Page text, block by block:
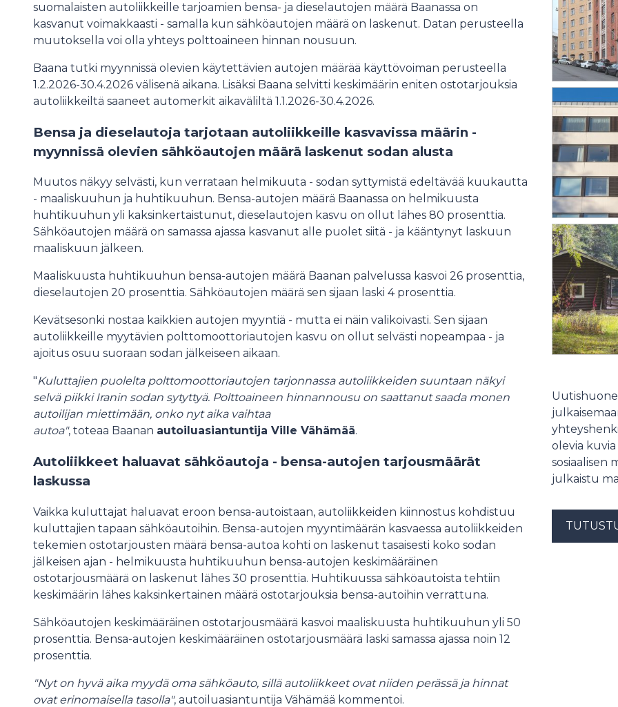
suomalaisten autoliikkeille tarjoamien bensa- ja dieselautojen määrä Baanassa on
kasvanut voimakkaasti - samalla kun sähköautojen määrä on laskenut. Datan perusteella
muutoksella voi olla yhteys polttoaineen hinnan nousuun.
Baana tutki myynnissä olevien käytettävien autojen määrää käyttövoiman perusteella
1.2.2026-30.4.2026 välisenä aikana. Lisäksi Baana selvitti keskimäärin eniten ostotarjouksia
autoliikkeiltä saaneet automerkit aikaväliltä 1.1.2026-30.4.2026.
Bensa ja dieselautoja tarjotaan autoliikkeille kasvavissa määrin -
myynnissä olevien sähköautojen määrä laskenut sodan alusta
Muutos näkyy selvästi, kun verrataan helmikuuta - sodan syttymistä edeltävää kuukautta
- maaliskuuhun ja huhtikuuhun. Bensa-autojen määrä Baanassa on helmikuusta
huhtikuuhun yli kaksinkertaistunut, dieselautojen kasvu on ollut lähes 80 prosenttia.
Sähköautojen määrä on samassa ajassa kasvanut alle puolet siitä - ja kääntynyt laskuun
maaliskuun jälkeen.
Maaliskuusta huhtikuuhun bensa-autojen määrä Baanan palvelussa kasvoi 26 prosenttia,
dieselautojen 20 prosenttia. Sähköautojen määrä sen sijaan laski 4 prosenttia.
Kevätsesonki nostaa kaikkien autojen myyntiä - mutta ei näin valikoivasti. Sen sijaan
autoliikkeille myytävien polttomoottoriautojen kasvu on ollut selvästi nopeampaa - ja
ajoitus osuu suoraan sodan jälkeiseen aikaan.
"Kuluttajien puolelta polttomoottoriautojen tarjonnassa autoliikkeiden suuntaan näkyi
selvä piikki Iranin sodan sytyttyä. Polttoaineen hinnannousu on saattanut saada monen
autoilijan miettimään, onko nyt aika vaihtaa
autoa", toteaa Baanan autoiluasiantuntija Ville Vähämää.
Autoliikkeet haluavat sähköautoja - bensa-autojen tarjousmäärät
laskussa
Vaikka kuluttajat haluavat eroon bensa-autoistaan, autoliikkeiden kiinnostus kohdistuu
kuluttajien tapaan sähköautoihin. Bensa-autojen myyntimäärän kasvaessa autoliikkeiden
tekemien ostotarjousten määrä bensa-autoa kohti on laskenut tasaisesti koko sodan
jälkeisen ajan - helmikuusta huhtikuuhun bensa-autojen keskimääräinen
ostotarjousmäärä on laskenut lähes 30 prosenttia. Huhtikuussa sähköautoista tehtiin
keskimäärin lähes kaksinkertainen määrä ostotarjouksia bensa-autoihin verrattuna.
Sähköautojen keskimääräinen ostotarjousmäärä kasvoi maaliskuusta huhtikuuhun yli 50
prosenttia. Bensa-autojen keskimääräinen ostotarjousmäärä laski samassa ajassa noin 12
prosenttia.
"Nyt on hyvä aika myydä oma sähköauto, sillä autoliikkeet ovat niiden perässä ja hinnat
ovat erinomaisella tasolla", autoiluasiantuntija Vähämää kommentoi.
olevia
sosiaalisen
julkaistu